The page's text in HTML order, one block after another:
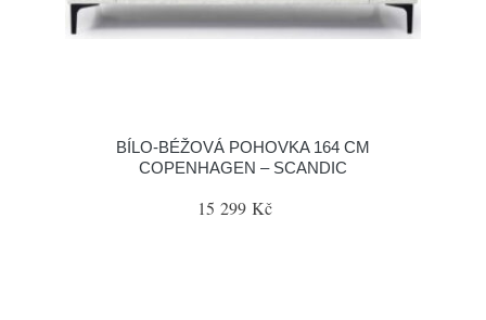
BÍLO-BÉŽOVÁ POHOVKA 164 CM
COPENHAGEN – SCANDIC
15 299 Kč